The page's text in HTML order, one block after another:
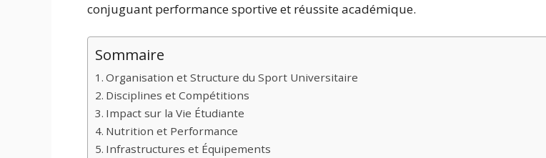
conjuguant performance sportive et réussite académique.
Sommaire
Organisation et Structure du Sport Universitaire
Disciplines et Compétitions
Impact sur la Vie Étudiante
Nutrition et Performance
Infrastructures et Équipements